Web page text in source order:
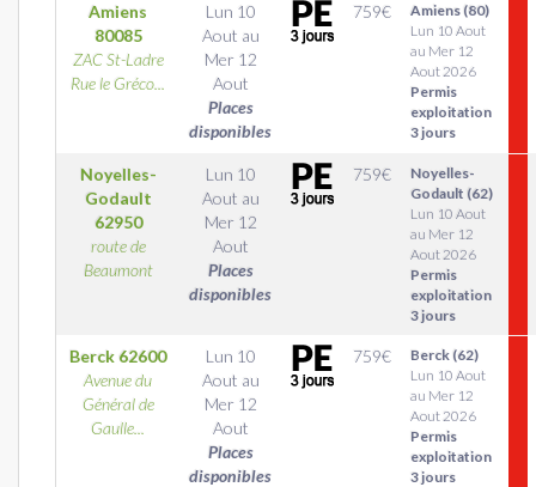
Amiens
80085
ZAC St-Ladre
Rue le Gréco...
Lun 10
Aout au
Mer 12
Aout
Places
disponibles
759€
Amiens (80)
Lun 10 Aout
au Mer 12
Aout 2026
Permis
exploitation
3 jours
Noyelles-
Godault
62950
route de
Beaumont
Lun 10
Aout au
Mer 12
Aout
Places
disponibles
759€
Noyelles-
Godault (62)
Lun 10 Aout
au Mer 12
Aout 2026
Permis
exploitation
3 jours
Berck 62600
Avenue du
Général de
Gaulle...
Lun 10
Aout au
Mer 12
Aout
Places
disponibles
759€
Berck (62)
Lun 10 Aout
au Mer 12
Aout 2026
Permis
exploitation
3 jours